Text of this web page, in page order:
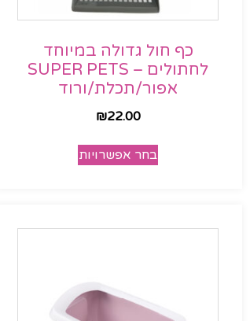
כף חול גדולה במיוחד
לחתולים – SUPER PETS
אפור/תכלת/ורוד
₪22.00
בחר אפשרויות